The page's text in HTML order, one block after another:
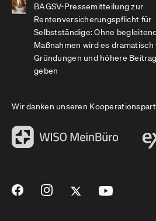
BAGSV-Pressemitteilung zur
Rentenversicherungspflicht für
Selbstständige: Ohne
Maßnahmen wird es
Gründungen und höhere
geben
Wir danken unseren